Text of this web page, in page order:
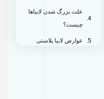
علت بزرگ شدن لابیاها
چیست؟
عوارض لابیا پلاستی
لابیا پلاستی چگونه انجام